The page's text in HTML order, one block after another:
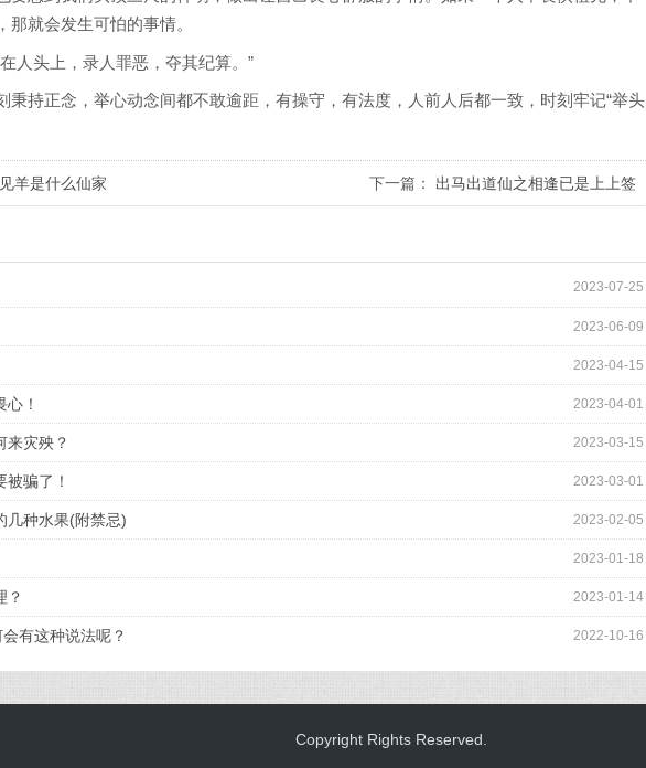
就会发生可怕的事情。
人头上，录人罪恶，夺其纪算。”
秉持正念，举心动念间都不敢逾距，有操守，有法度，人前人后都一致，时刻牢记“举头
羊是什么仙家 下一篇： 出马出道仙之相逢已是上上签
2023-07-25
2023-06-09
2023-04-15
2023-04-01
！
2023-03-15
来灾殃？
2023-03-01
骗了！
2023-02-05
几种水果(附禁忌)
2023-01-18
2023-01-14
？
2022-10-16
有这种说法呢？
Copyright Rights Reserved.